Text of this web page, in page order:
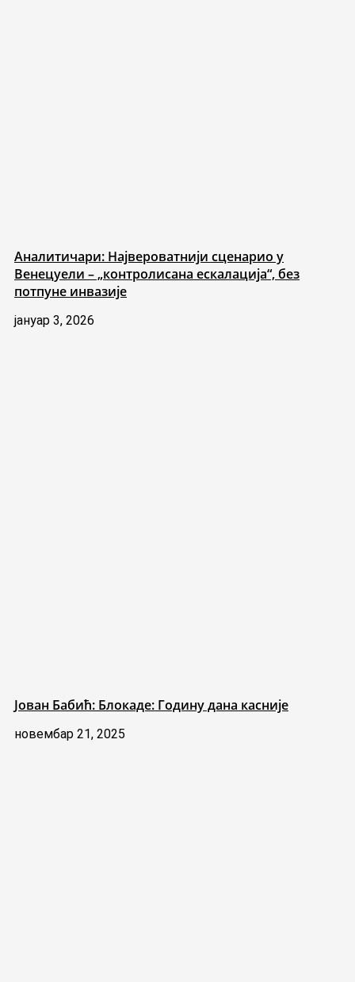
Аналитичари: Највероватнији сценарио у
Венецуели – „контролисана ескалација“, без
потпуне инвазије
јануар 3, 2026
Јован Бабић: Блокаде: Годину дана касније
новембар 21, 2025